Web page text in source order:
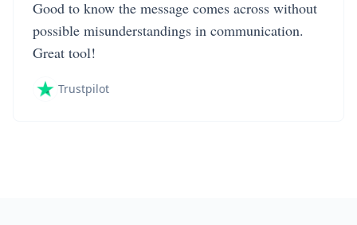
Good to know the message comes across without
possible misunderstandings in communication.
Great tool!
Trustpilot